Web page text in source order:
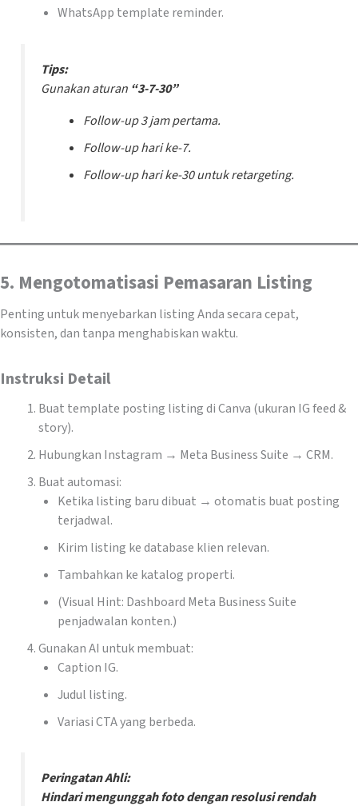
WhatsApp template reminder.
Tips:
Gunakan aturan “3-7-30”
Follow-up 3 jam pertama.
Follow-up hari ke-7.
Follow-up hari ke-30 untuk retargeting.
5. Mengotomatisasi Pemasaran Listing
Penting untuk menyebarkan listing Anda secara cepat,
konsisten, dan tanpa menghabiskan waktu.
Instruksi Detail
Buat template posting listing di Canva (ukuran IG feed &
story).
Hubungkan Instagram → Meta Business Suite → CRM.
Buat automasi:
Ketika listing baru dibuat → otomatis buat posting
terjadwal.
Kirim listing ke database klien relevan.
Tambahkan ke katalog properti.
(Visual Hint: Dashboard Meta Business Suite
penjadwalan konten.)
Gunakan AI untuk membuat:
Caption IG.
Judul listing.
Variasi CTA yang berbeda.
Peringatan Ahli:
Hindari mengunggah foto dengan resolusi rendah